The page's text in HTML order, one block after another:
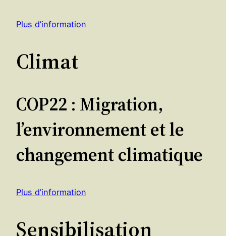
Plus d’information
Climat
COP22 : Migration,
l’environnement et le
changement climatique
Plus d’information
Sensibilisation